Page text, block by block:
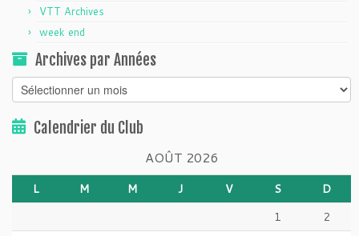
VTT Archives
week end
Archives par Années
Archives
par
AnnéesCalendrier du Club
AOÛT 2026
L M M J V S
D
1
2